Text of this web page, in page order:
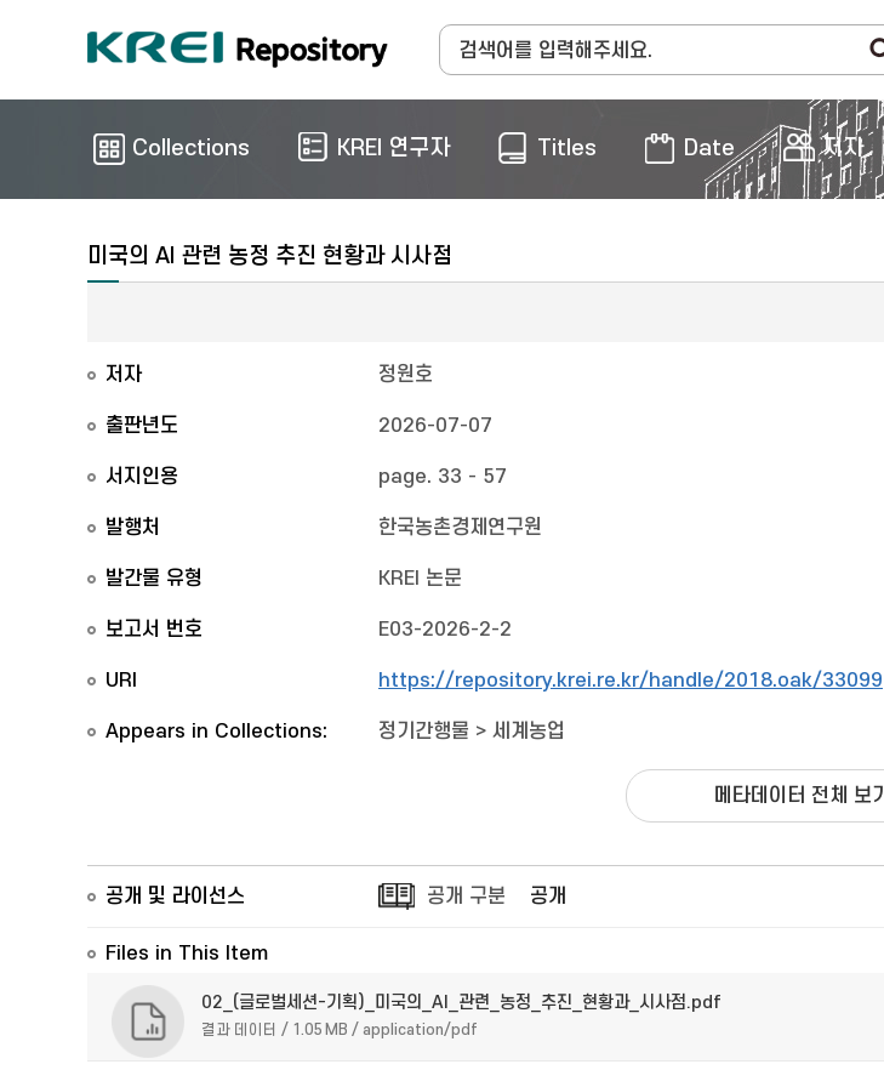
Collections KREI 연구자 Titles Date 저자
미국의 AI 관련 농정 추진 현황과 시사점
저자 정원호
출판년도 2026-07-07
서지인용 page. 33 - 57
발행처 한국농촌경제연구원
발간물 유형 KREI 논문
보고서 번호 E03-2026-2-2
URI https://repository.krei.re.kr/handle/2018.oak/33099
Appears in Collections: 정기간행물 > 세계농업
메타데이터 전체 보기
공개 및 라이선스 공개 구분 공개
Files in This Item
02_(글로벌세션-기획)_미국의_AI_관련_농정_추진_현황과_시사점.pdf
결과 데이터 / 1.05 MB / application/pdf